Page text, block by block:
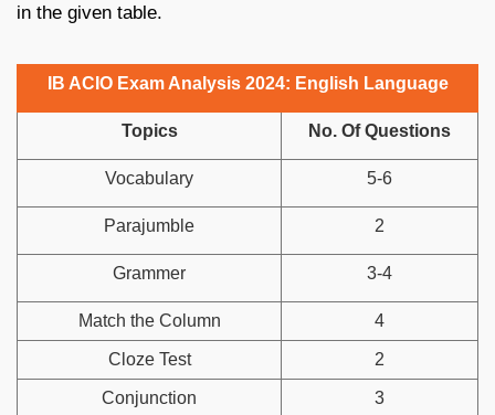
in the given table.
IB ACIO Exam Analysis 2024: English Language
Topics No. Of Questions
Vocabulary 5-6
Parajumble 2
Grammer 3-4
Match the Column 4
Cloze Test 2
Conjunction 3